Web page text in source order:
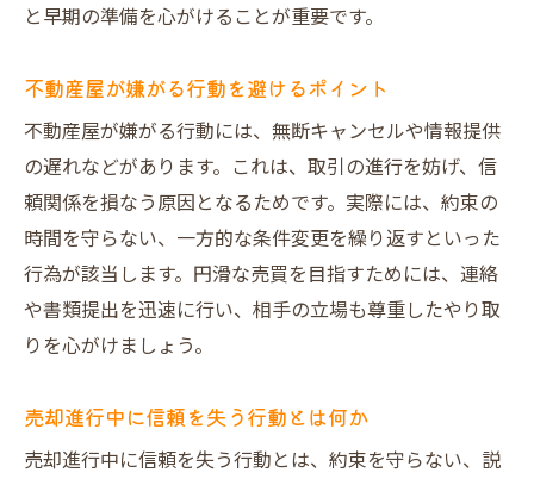
と早期の準備を心がけることが重要です。
不動産屋が嫌がる行動を避けるポイント
不動産屋が嫌がる行動には、無断キャンセルや情報提供
の遅れなどがあります。これは、取引の進行を妨げ、信
頼関係を損なう原因となるためです。実際には、約束の
時間を守らない、一方的な条件変更を繰り返すといった
行為が該当します。円滑な売買を目指すためには、連絡
や書類提出を迅速に行い、相手の立場も尊重したやり取
りを心がけましょう。
売却進行中に信頼を失う行動とは何か
売却進行中に信頼を失う行動とは、約束を守らない、説